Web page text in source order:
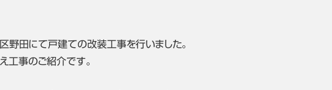
野田にて戸建ての改装工事を行いました。
工事のご紹介です。